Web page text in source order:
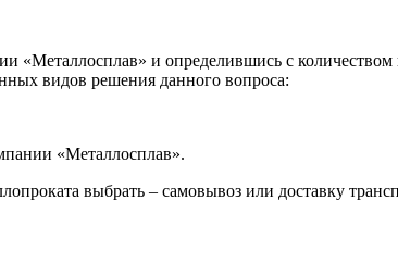
«Металлосплав» и определившись с
видов решения данного вопроса:
«Металлосплав».
выбрать – самовывоз или доставку